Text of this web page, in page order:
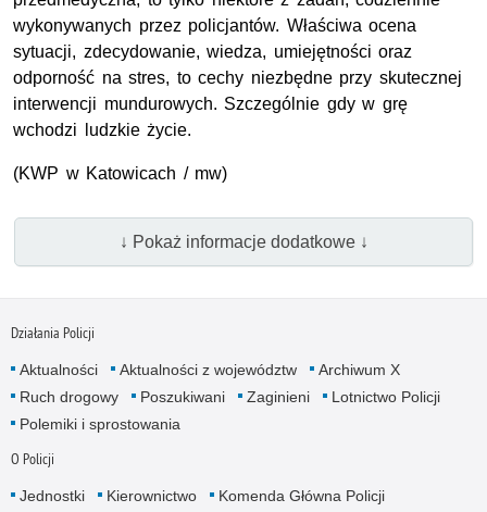
wykonywanych przez policjantów. Właściwa ocena
sytuacji, zdecydowanie, wiedza, umiejętności oraz
odporność na stres, to cechy niezbędne przy skutecznej
interwencji mundurowych. Szczególnie gdy w grę
wchodzi ludzkie życie.
(KWP w Katowicach / mw)
↓ Pokaż informacje dodatkowe ↓
Działania Policji
Aktualności Aktualności z województw
Archiwum X
Ruch drogowy
Poszukiwani Zaginieni
Lotnictwo Policji
Polemiki i sprostowania
O Policji
Jednostki Kierownictwo
Komenda Główna Policji